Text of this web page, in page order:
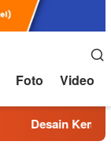
Foto Video
Desain Kemasan